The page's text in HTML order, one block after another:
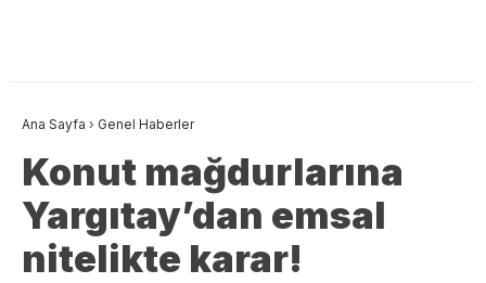
Ana Sayfa › Genel Haberler
Konut mağdurlarına
Yargıtay’dan emsal
nitelikte karar!